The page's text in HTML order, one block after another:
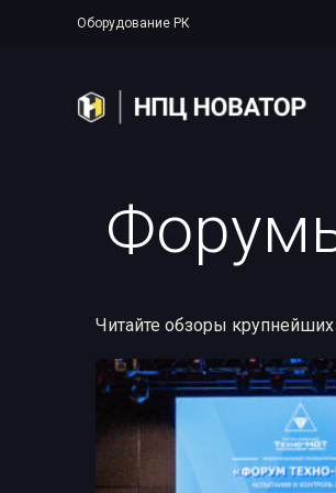
Оборудование РК
Читайте обзоры